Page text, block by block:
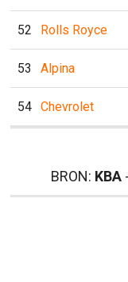
52 Rolls Royce
53 Alpina
54 Chevrolet
BRON: KBA